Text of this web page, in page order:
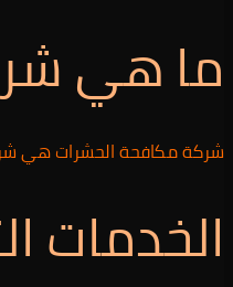
ما هي
شركة مكافحة الحشرات هي
الخدمات